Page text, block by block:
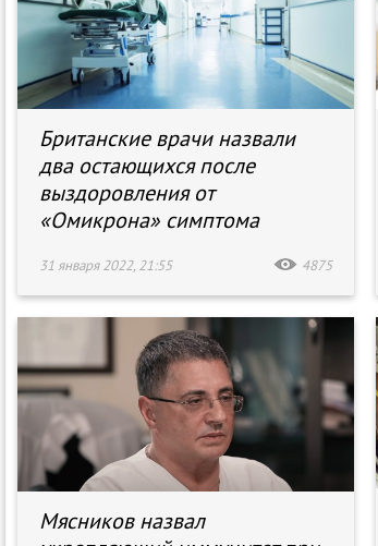
Британские врачи назвали
два остающихся после
выздоровления от
«Омикрона» симптома
31 января 2022, 21:55 4875
Мясников назвал